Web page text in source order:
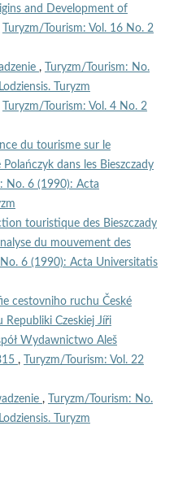
and Development of
Turyzm/Tourism: Vol. 16 No. 2
,
Turyzm/Tourism: No.
Turyzm
Turyzm/Tourism: Vol. 4 No. 2
du tourisme sur le
dans les Bieszczady
No. 6 (1990): Acta
touristique des Bieszczady
du mouvement des
No. 6 (1990): Acta Universitatis
cestovniho ruchu České
Czeskiej Jíři
Wydawnictwo Aleš
,
Turyzm/Tourism: Vol. 22
,
Turyzm/Tourism: No.
Turyzm